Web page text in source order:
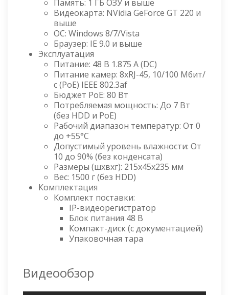
Память: 1 ГБ ОЗУ и выше
Видеокарта: NVidia GeForce GT 220 и
выше
ОС: Windows 8/7/Vista
Браузер: IE 9.0 и выше
Эксплуатация
Питание: 48 В 1.875 А (DC)
Питание камер: 8хRJ-45, 10/100 Мбит/
с (PoE) IEEE 802.3af
Бюджет PoE: 80 Вт
Потребляемая мощность: До 7 Вт
(без HDD и PoE)
Рабочий диапазон температур: От 0
до +55°С
Допустимый уровень влажности: От
10 до 90% (без конденсата)
Размеры (шхвхг): 215x45x235 мм
Вес: 1500 г (без HDD)
Комплектация
Комплект поставки:
IP-видеорегистратор
Блок питания 48 В
Компакт-диск (с документацией)
Упаковочная тара
Видеообзор